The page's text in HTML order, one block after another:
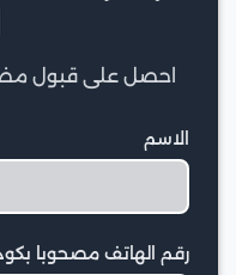
احصل على قبول
الاسم
رقم الهاتف مصحوبا